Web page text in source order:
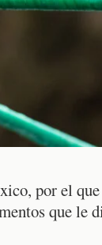
por el que
que le